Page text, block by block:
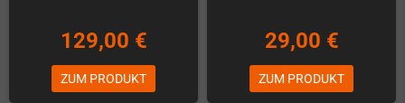
129,00 €
ZUM PRODUKT
29,00 €
ZUM PRODUKT